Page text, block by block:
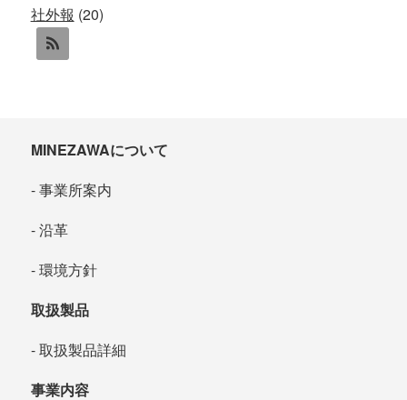
社外報 (20)
MINEZAWAについて
事業所案内
沿革
環境方針
取扱製品
取扱製品詳細
事業内容